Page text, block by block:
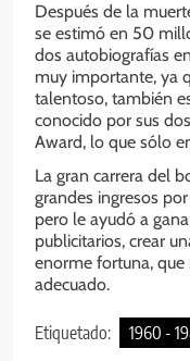
Después de la
se estimó en 50
dos autobiografías
muy importante, ya
talentoso, también
conocido por sus
Award, lo que sólo
La gran carrera del
grandes ingresos
pero le ayudó a
publicitarios, crear
enorme fortuna,
adecuado.
Etiquetado: 1960 -